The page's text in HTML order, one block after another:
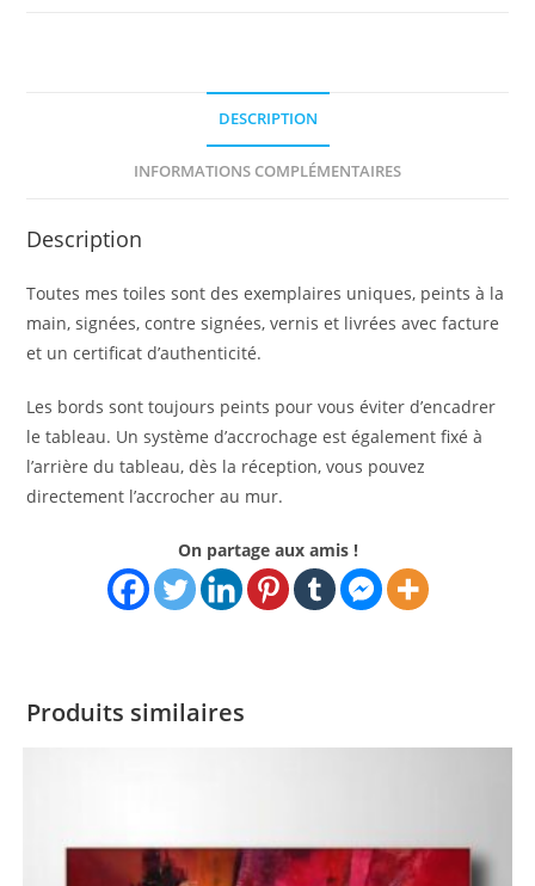
DESCRIPTION
INFORMATIONS COMPLÉMENTAIRES
Description
Toutes mes toiles sont des exemplaires uniques, peints à la
main, signées, contre signées, vernis et livrées avec facture
et un certificat d’authenticité.
Les bords sont toujours peints pour vous éviter d’encadrer
le tableau. Un système d’accrochage est également fixé à
l’arrière du tableau, dès la réception, vous pouvez
directement l’accrocher au mur.
On partage aux amis !
Produits similaires